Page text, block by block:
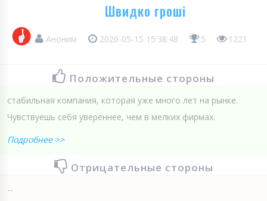
Швидко гроші
Аноним 2026-05-15 15:38:48 5 1221
Положительные стороны
стабильная компания, которая уже много лет на рынке.
Чувствуешь себя увереннее, чем в мелких фирмах.
Подробнее >>
Отрицательные стороны
--